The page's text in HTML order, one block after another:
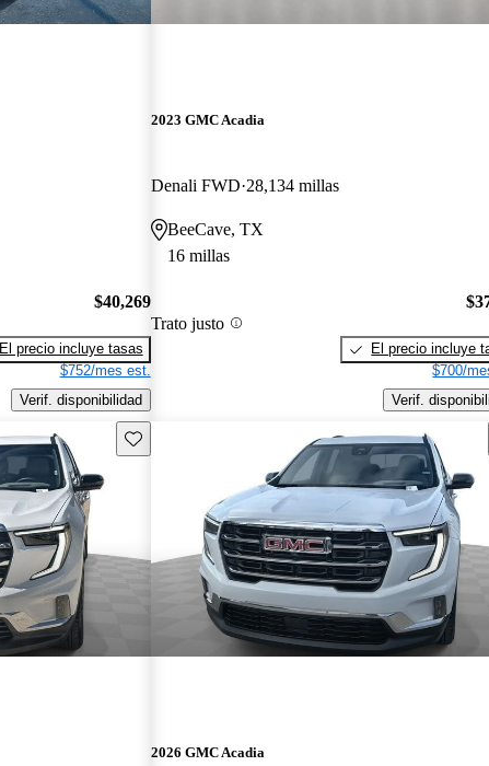
$40,269
El precio incluye tasas
$752/mes est.
Verif. disponibilidad
2023 GMC Acadia
Denali FWD 28,134 millas
BeeCave, TX
16 millas
Trato justo
El precio incluye
$700/
Verif.
Guarda este Aviso
2026 GMC Acadia